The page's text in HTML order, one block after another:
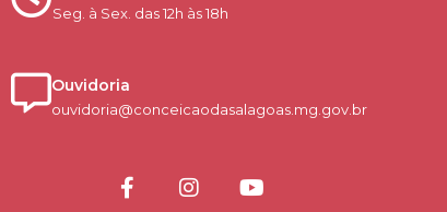
Seg. à Sex. das 12h às 18h
Ouvidoria
ouvidoria@conceicaodasalagoas.mg.gov.br